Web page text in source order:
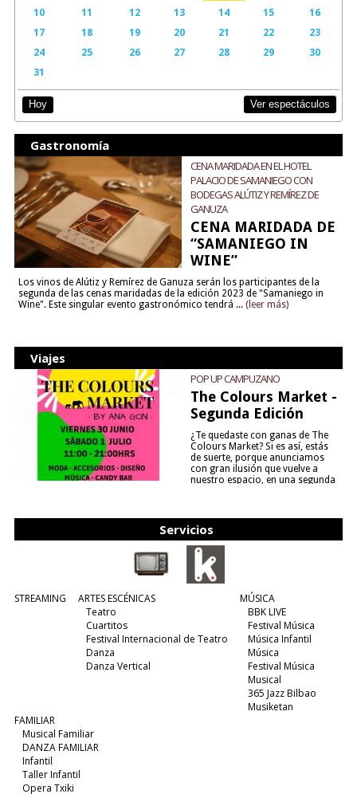
10
11 12 13 14 15
16
17
18 19 20 21 22
23
24
25 26 27 28 29
30
31
Hoy Ver espectáculos
Gastronomía
CENA MARIDADA EN EL HOTEL
PALACIO DE SAMANIEGO CON
BODEGAS ALÚTIZ Y REMÍREZ DE
GANUZA
CENA MARIDADA DE
“SAMANIEGO IN
WINE”
Los vinos de Alútiz y Remírez de Ganuza serán los participantes de la
segunda de las cenas maridadas de la edición 2023 de "Samaniego in
Wine". Este singular evento gastronómico tendrá ... (leer más)
Viajes
POP UP CAMPUZANO
The Colours Market -
Segunda Edición
¿Te quedaste con ganas de The
Colours Market? Si es así, estás
de suerte, porque anunciamos
con gran ilusión que vuelve a
nuestro espacio, en una segunda
Servicios
STREAMING
ARTES ESCÉNICAS
Teatro
Cuartitos
Festival Internacional de Teatro
Danza
Danza Vertical
MÚSICA
BBK LIVE
Festival Música
Música Infantil
Música
Festival Música
Musical
365 Jazz Bilbao
Musiketan
FAMILIAR
Musical Familiar
DANZA FAMILIAR
Infantil
Taller Infantil
Opera Txiki